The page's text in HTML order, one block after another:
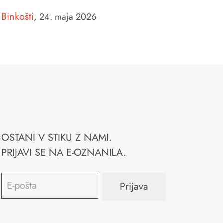
Binkošti,24. maja 2026
OSTANI V STIKU Z NAMI.
PRIJAVI SE NA E-OZNANILA.